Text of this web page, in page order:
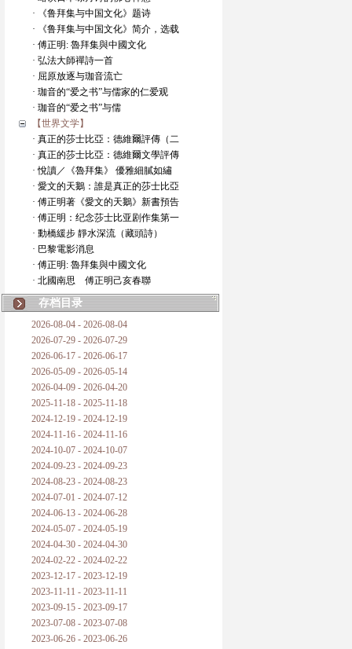
· 《鲁拜集与中国文化》题诗
· 《鲁拜集与中国文化》简介，选载
· 傅正明: 魯拜集與中國文化
· 弘法大師禪詩一首
· 屈原放逐与珈音流亡
· 珈音的“爱之书”与儒家的仁爱观
· 珈音的“爱之书”与儒
【世界文学】
· 真正的莎士比亞：德維爾評傳（二
· 真正的莎士比亞：德維爾文學評傳
· 悅讀／《魯拜集》 優雅細膩如繡
· 愛文的天鵝：誰是真正的莎士比亞
· 傅正明著《愛文的天鵝》新書預告
· 傅正明：纪念莎士比亚剧作集第一
· 動橋緩步 靜水深流（藏頭詩）
· 巴黎電影消息
· 傅正明: 魯拜集與中國文化
· 北國南思 傅正明己亥春聯
存档目录
2026-08-04 - 2026-08-04
2026-07-29 - 2026-07-29
2026-06-17 - 2026-06-17
2026-05-09 - 2026-05-14
2026-04-09 - 2026-04-20
2025-11-18 - 2025-11-18
2024-12-19 - 2024-12-19
2024-11-16 - 2024-11-16
2024-10-07 - 2024-10-07
2024-09-23 - 2024-09-23
2024-08-23 - 2024-08-23
2024-07-01 - 2024-07-12
2024-06-13 - 2024-06-28
2024-05-07 - 2024-05-19
2024-04-30 - 2024-04-30
2024-02-22 - 2024-02-22
2023-12-17 - 2023-12-19
2023-11-11 - 2023-11-11
2023-09-15 - 2023-09-17
2023-07-08 - 2023-07-08
2023-06-26 - 2023-06-26